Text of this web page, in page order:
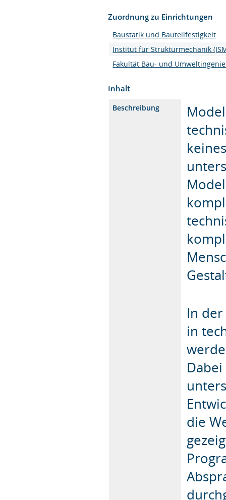
Zuordnung zu Einrichtungen
Baustatik und Bauteilfestigkeit
Institut für Strukturmechanik
Fakultät Bau- und
Inhalt
Beschreibung
In
in
die